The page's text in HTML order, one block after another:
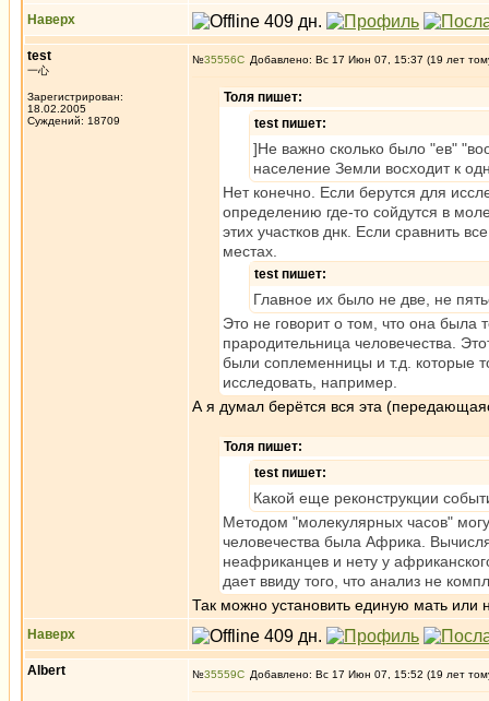
Наверх
test
一心
Зарегистрирован:
18.02.2005
Суждений: 18709
№35556 Добавлено: Вс 17 Июн 07, 15:37 (19 лет
Толя пишет:
test пишет:
]Не важно сколько было "ев"
население Земли восходит к
Нет конечно. Если берутся для
определению где-то сойдутся в
этих участков днк. Если сравнить
местах.
test пишет:
Главное их было не две, не
Это не говорит о том, что она была
прародительница человечества.
были соплеменницы и т.д. которые
исследовать, например.
А я думал берётся вся эта
Толя пишет:
test пишет:
Какой еще реконструкции
Методом "молекулярных часов"
человечества была Африка.
неафриканцев и нету у
дает ввиду того, что анализ не
Так можно установить единую мать или
Наверх
Albert №35559 Добавлено: Вс 17 Июн 07, 15:52 (19 лет